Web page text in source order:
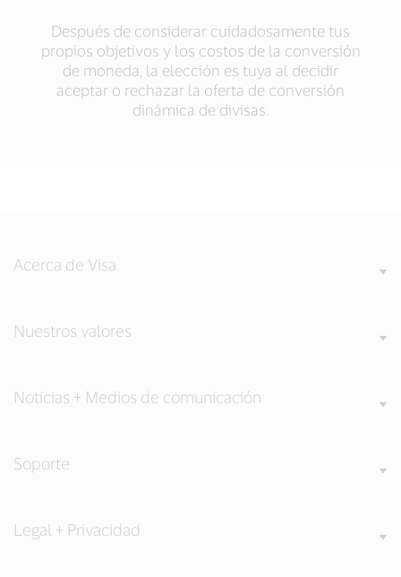
Después de considerar cuidadosamente tus
propios objetivos y los costos de la conversión
de moneda, la elección es tuya al decidir
aceptar o rechazar la oferta de conversión
dinámica de divisas.
Acerca de Visa
Nuestros valores
Noticias + Medios de comunicación
Soporte
Legal + Privacidad